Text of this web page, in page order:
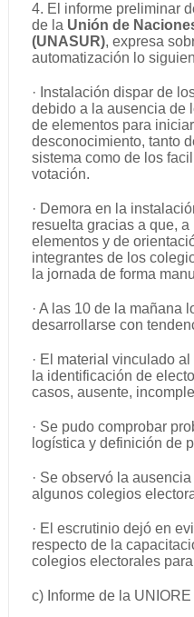
4. El informe preliminar
de la Unión de
(UNASUR), expresa
automatización lo
· Instalación dispar de
debido a la ausencia de
de elementos para
desconocimiento, tanto
sistema como de los
votación.
· Demora en la
resuelta gracias a que,
elementos y de
integrantes de los
la jornada de forma
· A las 10 de la mañana
desarrollarse con
· El material vinculado
la identificación de
casos, ausente,
· Se pudo comprobar
logística y definición de
· Se observó la
algunos colegios
· El escrutinio dejó en
respecto de la
colegios electorales
c) Informe de la UNIORE